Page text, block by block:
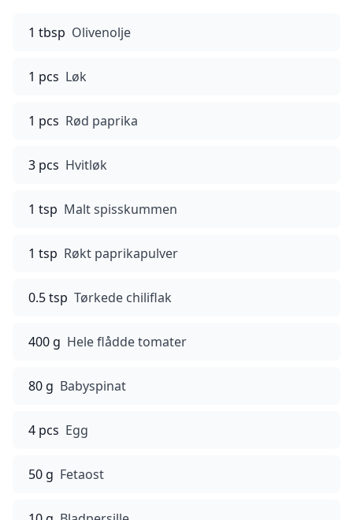
1 tbsp Olivenolje
1 pcs Løk
1 pcs Rød paprika
3 pcs Hvitløk
1 tsp Malt spisskummen
1 tsp Røkt paprikapulver
0.5 tsp Tørkede chiliflak
400 g Hele flådde tomater
80 g Babyspinat
4 pcs Egg
50 g Fetaost